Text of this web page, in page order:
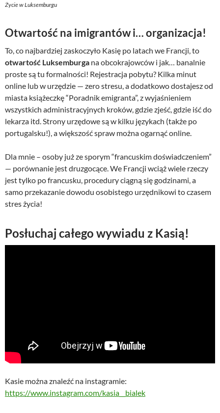
Życie w Luksemburgu
Otwartość na imigrantów i… organizacja!
To, co najbardziej zaskoczyło Kasię po latach we Francji, to
otwartość Luksemburga na obcokrajowców i jak… banalnie
proste są tu formalności! Rejestracja pobytu? Kilka minut
online lub w urzędzie — zero stresu, a dodatkowo dostajesz od
miasta książeczkę “Poradnik emigranta”, z wyjaśnieniem
wszystkich administracyjnych kroków, gdzie zjeść, gdzie iść do
lekarza itd. Strony urzędowe są w kilku językach (także po
portugalsku!), a większość spraw można ogarnąć online.
Dla mnie – osoby już ze sporym “francuskim doświadczeniem”
— porównanie jest druzgocące. We Francji wciąż wiele rzeczy
jest tylko po francusku, procedury ciągną się godzinami, a
samo przekazanie dowodu osobistego urzędnikowi to czasem
stres życia!
Posłuchaj całego wywiadu z Kasią!
Kasie można znaleźć na instagramie:
https://www.instagram.com/kasia__bialek